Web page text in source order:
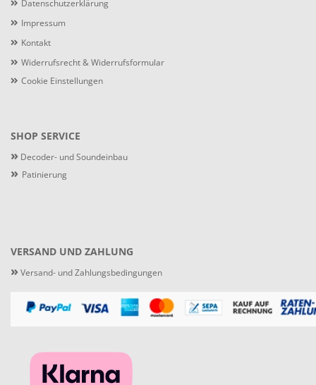
Datenschutzerklärung
Impressum
Kontakt
Widerrufsrecht & Widerrufsformular
Cookie Einstellungen
SHOP SERVICE
» Decoder- und Soundeinbau
» Patinierung
VERSAND UND ZAHLUNG
» Versand- und Zahlungsbedingungen